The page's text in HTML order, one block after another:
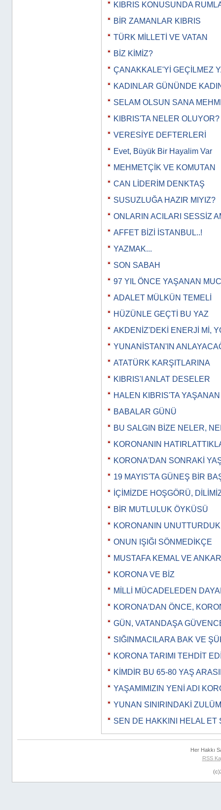
KIBRIS KONUSUNDA
BİR ZAMANLAR KIBRIS
TÜRK MİLLETİ VE VATAN
BİZ KİMİZ?
ÇANAKKALE'Yİ GEÇİLMEZ
KADINLAR GÜNÜNDE
SELAM OLSUN SANA
KIBRIS'TA NELER OLUYOR?
VERESİYE DEFTERLERİ
Evet, Büyük Bir Hayalim Var
MEHMETÇİK VE KOMUTAN
CAN LİDERİM DENKTAŞ
SUSUZLUĞA HAZIR MIYIZ?
ONLARIN ACILARI SESSİZ
AFFET BİZİ İSTANBUL..!
YAZMAK...
SON SABAH
97 YIL ÖNCE YAŞANAN
ADALET MÜLKÜN TEMELİ
HÜZÜNLE GEÇTİ BU YAZ
AKDENİZ'DEKİ ENERJİ Mİ,
YUNANİSTAN'IN
ATATÜRK KARŞITLARINA
KIBRIS'I ANLAT DESELER
HALEN KIBRIS'TA
BABALAR GÜNÜ
BU SALGIN BİZE NELER,
KORONANIN
KORONA'DAN SONRAKİ
19 MAYIS'TA GÜNEŞ BİR
İÇİMİZDE HOŞGÖRÜ,
BİR MUTLULUK ÖYKÜSÜ
KORONANIN
ONUN IŞIĞI SÖNMEDİKÇE
MUSTAFA KEMAL VE
KORONA VE BİZ
MİLLİ MÜCADELEDEN
KORONA'DAN ÖNCE,
GÜN, VATANDAŞA
SIĞINMACILARA BAK VE
KORONA TARIMI TEHDİT
KİMDİR BU 65-80 YAŞ
YAŞAMIMIZIN YENİ ADI
YUNAN SINIRINDAKİ
SEN DE HAKKINI HELAL ET
Her Hakkı
RSS